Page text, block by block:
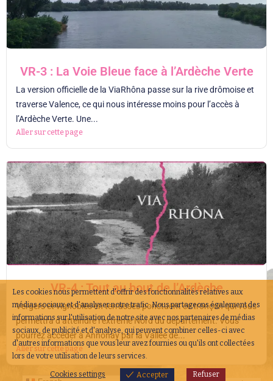
VR-3 : La Voie Bleue face à l’Ardèche Verte
La version officielle de la ViaRhôna passe sur la rive drômoise et
traverse Valence, ce qui nous intéresse moins pour l’accès à
l’Ardèche Verte. Une...
Aller sur cette page
VR-4 : Tout au bout de l’Ardèche
Vergers et vignobles en terrasses ponctuent ce tronçon qui vous
permettra d’atteindre l’extrême Nord du département. Vous
pourrez accéder à Annonay par la Vallée de...
Aller sur cette page
Les cookies nous permettent d'offrir des fonctionnalités relatives aux
médias sociaux et d'analyser notre trafic. Nous partageons également des
informations sur l'utilisation de notre site avec nos partenaires de médias
sociaux, de publicité et d'analyse, qui peuvent combiner celles-ci avec
d'autres informations que vous leur avez fournies ou qu'ils ont collectées
lors de votre utilisation de leurs services.
Cookies settings Accepter Refuser